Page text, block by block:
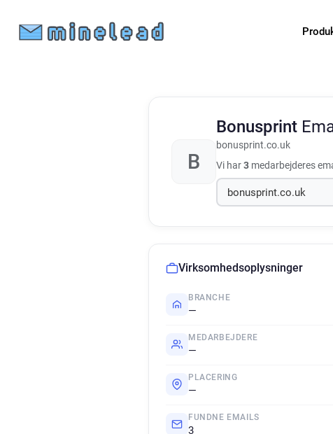
B
Bonusprint
bonusprint.co.uk
Vi har3 medarbejderes
Virksomhedsoplysninger
BRANCHE
—
MEDARBEJDERE
—
PLACERING
—
FUNDNE EMAILS
3